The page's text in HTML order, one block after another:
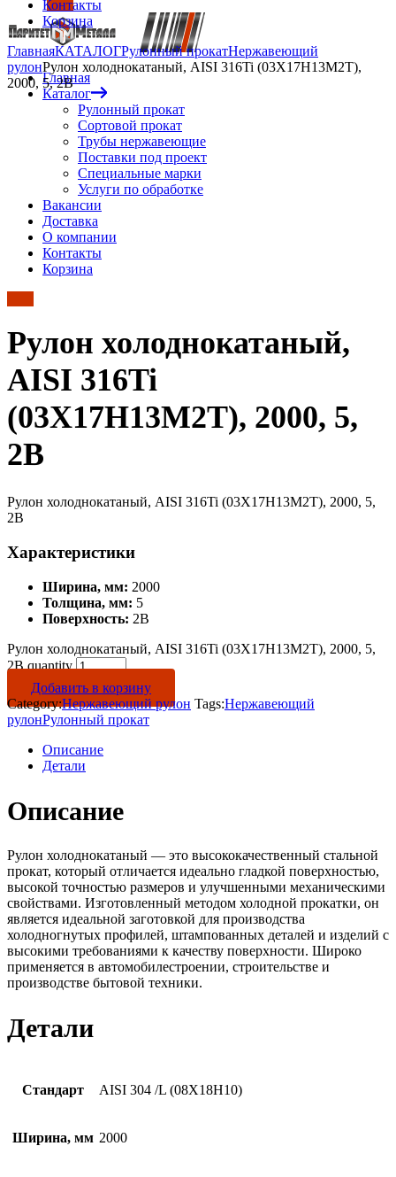
Главная
Каталог
Рулонный прокат
Сортовой прокат
Трубы нержавеющие
Поставки под проект
Специальные марки
Услуги по обработке
Вакансии
Доставка
О компании
Контакты
Корзина
Контакты
Корзина
ГлавнаяКАТАЛОГРулонный прокатНержавеющий
рулонРулон холоднокатаный, AISI 316Ti (03Х17Н13М2Т),
2000, 5, 2B
Рулон холоднокатаный,
AISI 316Ti
(03Х17Н13М2Т), 2000, 5,
2B
Рулон холоднокатаный, AISI 316Ti (03Х17Н13М2Т), 2000, 5,
2B
Характеристики
Ширина, мм: 2000
Толщина, мм: 5
Поверхность: 2B
Рулон холоднокатаный, AISI 316Ti (03Х17Н13М2Т), 2000, 5,
2B quantity
Добавить в корзину
Category:Нержавеющий рулон Tags:Нержавеющий
рулонРулонный прокат
Описание
Детали
Описание
Рулон холоднокатаный — это высококачественный стальной
прокат, который отличается идеально гладкой поверхностью,
высокой точностью размеров и улучшенными механическими
свойствами. Изготовленный методом холодной прокатки, он
является идеальной заготовкой для производства
холодногнутых профилей, штампованных деталей и изделий с
высокими требованиями к качеству поверхности. Широко
применяется в автомобилестроении, строительстве и
производстве бытовой техники.
Детали
Стандарт AISI 304 /L (08Х18Н10)
Ширина, мм 2000